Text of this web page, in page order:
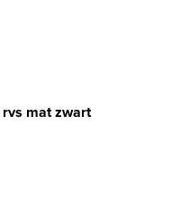
mat zwart